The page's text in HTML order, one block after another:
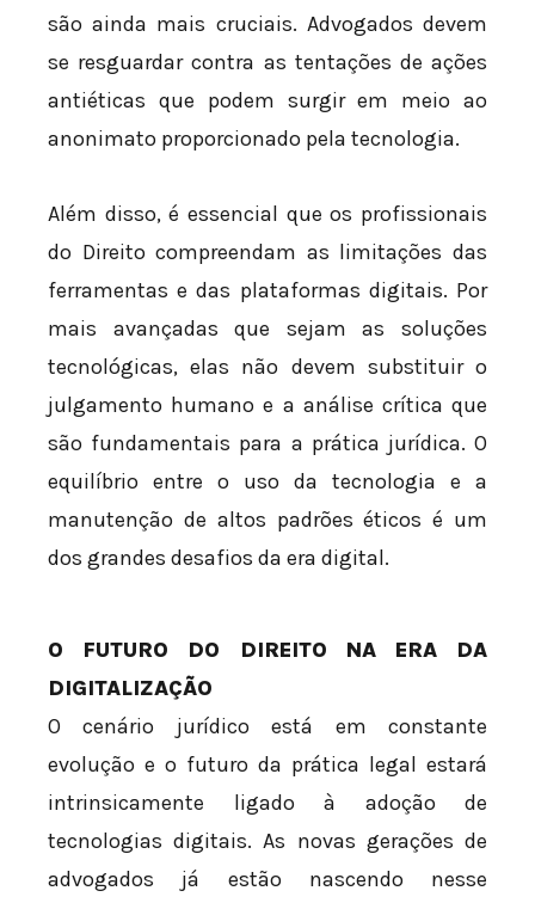
são ainda mais cruciais. Advogados devem
se resguardar contra as tentações de ações
antiéticas que podem surgir em meio ao
anonimato proporcionado pela tecnologia.
Além disso, é essencial que os profissionais
do Direito compreendam as limitações das
ferramentas e das plataformas digitais. Por
mais avançadas que sejam as soluções
tecnológicas, elas não devem substituir o
julgamento humano e a análise crítica que
são fundamentais para a prática jurídica. O
equilíbrio entre o uso da tecnologia e a
manutenção de altos padrões éticos é um
dos grandes desafios da era digital.
O FUTURO DO DIREITO NA ERA DA
DIGITALIZAÇÃO
O cenário jurídico está em constante
evolução e o futuro da prática legal estará
intrinsicamente ligado à adoção de
tecnologias digitais. As novas gerações de
advogados já estão nascendo nesse